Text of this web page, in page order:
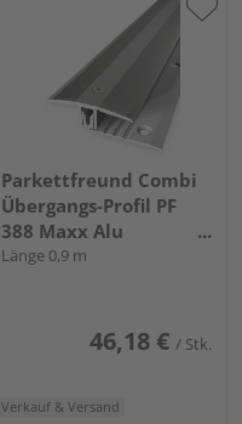
Parkettfreund Combi
Übergangs-Profil PF
388 Maxx Alu
edelstahl eloxiert
Länge 0,9 m
46,18 € / Stk.
Verkauf & Versand